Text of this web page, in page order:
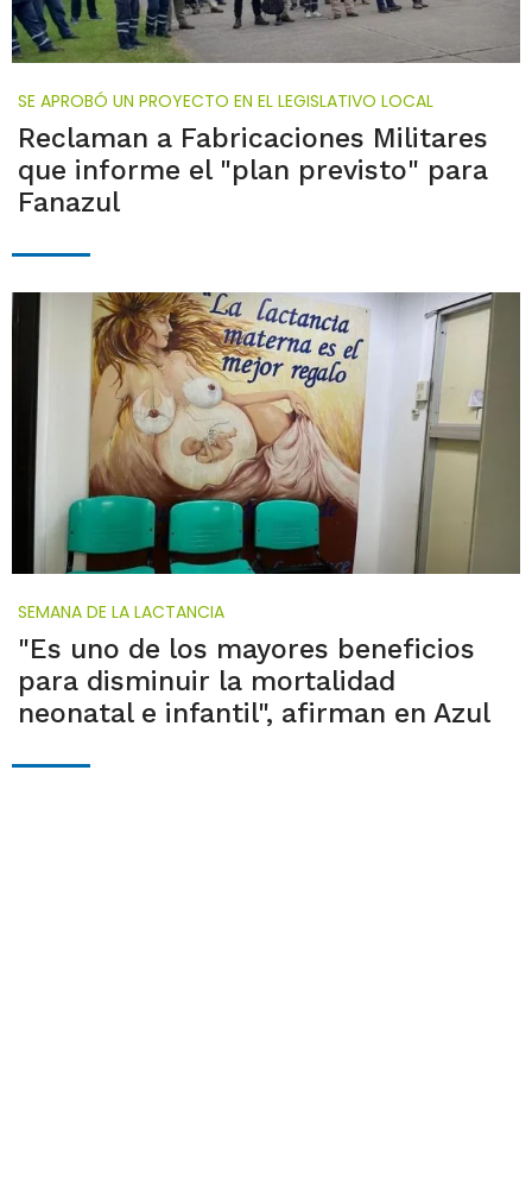
SE APROBÓ UN PROYECTO EN EL LEGISLATIVO LOCAL
Reclaman a Fabricaciones Militares
que informe el "plan previsto" para
Fanazul
SEMANA DE LA LACTANCIA
"Es uno de los mayores beneficios
para disminuir la mortalidad
neonatal e infantil", afirman en Azul